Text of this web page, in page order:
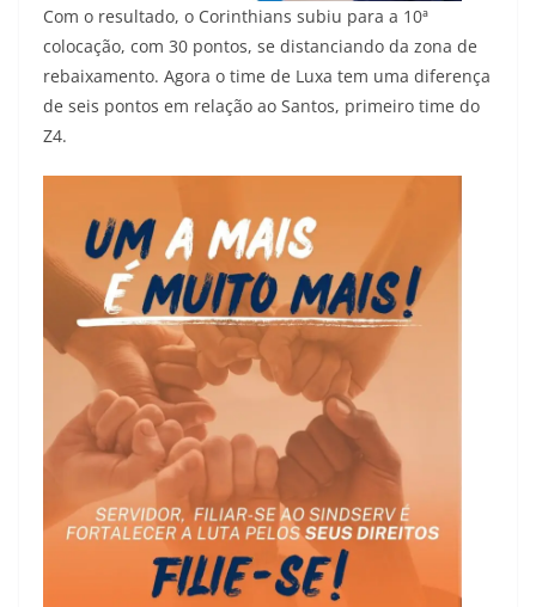
Com o resultado, o Corinthians subiu para a 10ª
colocação, com 30 pontos, se distanciando da zona de
rebaixamento. Agora o time de Luxa tem uma diferença
de seis pontos em relação ao Santos, primeiro time do
Z4.